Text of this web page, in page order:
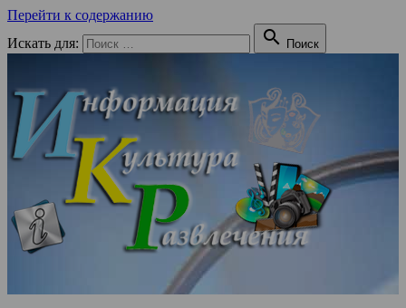
Перейти к содержанию
Искать для:
 Поиск